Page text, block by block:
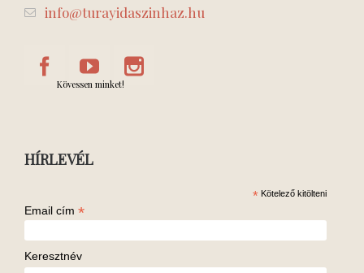
info@turayidaszinhaz.hu
Kövessen minket!
HÍRLEVÉL
* Kötelező kitölteni
Email cím *
Keresztnév